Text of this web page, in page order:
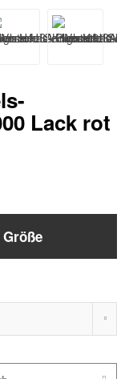
Lack rot